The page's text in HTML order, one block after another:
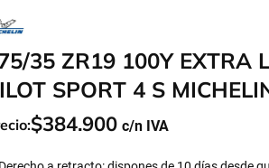
35 ZR19 100Y EXTRA
SPORT 4 S
$384.900